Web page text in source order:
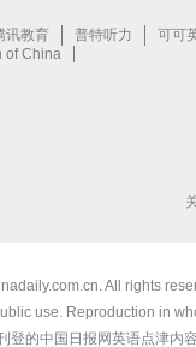
All rights
use. Reproduction in
登的中国日报网英语点津内